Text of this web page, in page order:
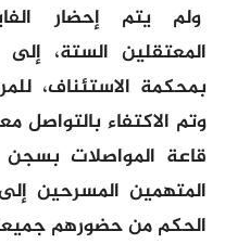
ولم يتم إحضار
المعتقلين الستة،
بمحكمة الاستئناف،
وتم الاكتفاء
قاعة المواصلات بسجن
المتهمين المسرحين
الحكم من حضورهم